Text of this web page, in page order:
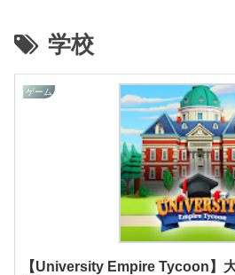
学校
ゲーム
【University Empire Tycoon】